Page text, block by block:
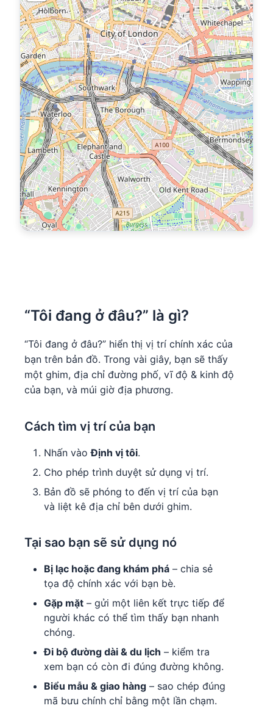
“Tôi đang ở đâu?” là gì?
“Tôi đang ở đâu?” hiển thị vị trí chính xác của
bạn trên bản đồ. Trong vài giây, bạn sẽ thấy
một ghim, địa chỉ đường phố, vĩ độ & kinh độ
của bạn, và múi giờ địa phương.
Cách tìm vị trí của bạn
Nhấn vàoĐịnh vị tôi.
Cho phép trình duyệt sử dụng vị trí.
Bản đồ sẽ phóng to đến vị trí của bạn
và liệt kê địa chỉ bên dưới ghim.
Tại sao bạn sẽ sử dụng nó
Bị lạc hoặc đang khám phá – chia sẻ
tọa độ chính xác với bạn bè.
Gặp mặt – gửi một liên kết trực tiếp để
người khác có thể tìm thấy bạn nhanh
chóng.
Đi bộ đường dài & du lịch – kiểm tra
xem bạn có còn đi đúng đường không.
Biểu mẫu & giao hàng – sao chép đúng
mã bưu chính chỉ bằng một lần chạm.